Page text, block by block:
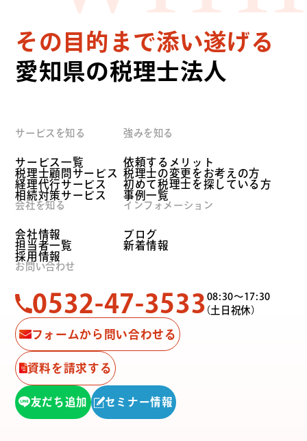
その目的まで添い遂げる
愛知県の税理士法人
サービスを知る
サービス一覧
税理士顧問サービス
経理代行サービス
相続対策サービス
強みを知る
依頼するメリット
税理士の変更をお考えの方
初めて税理士を探している方
事例一覧
会社を知る
会社情報
担当者一覧
採用情報
インフォメーション
ブログ
新着情報
お問い合わせ
0532-47-3533 08:30〜17:30
（土日祝休）
フォームから問い合わせる
資料を請求する
友だち追加 セミナー情報